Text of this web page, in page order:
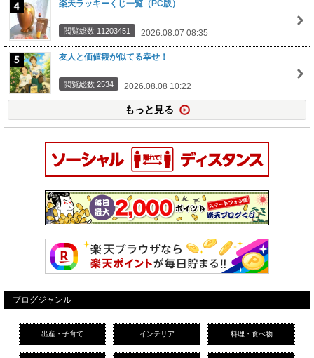
楽天ラッキーくじ一覧（PC版）
閲覧総数 11203451 2026.08.07 08:35
友人と価値観が似てる幸せ！
閲覧総数 2534 2026.08.08 10:22
もっと見る
ブログジャンル
出産・子育て インテリア 料理・食べ物